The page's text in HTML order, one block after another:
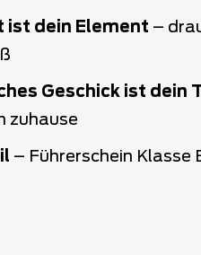
ist dein Element –
Geschick ist dein
zuhause
– Führerschein Klasse